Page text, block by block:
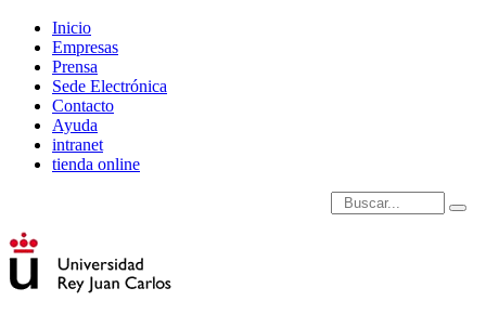
Inicio
Empresas
Prensa
Sede Electrónica
Contacto
Ayuda
intranet
tienda online
Introduce términos de